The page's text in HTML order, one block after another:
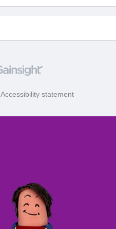
Accessibility statement